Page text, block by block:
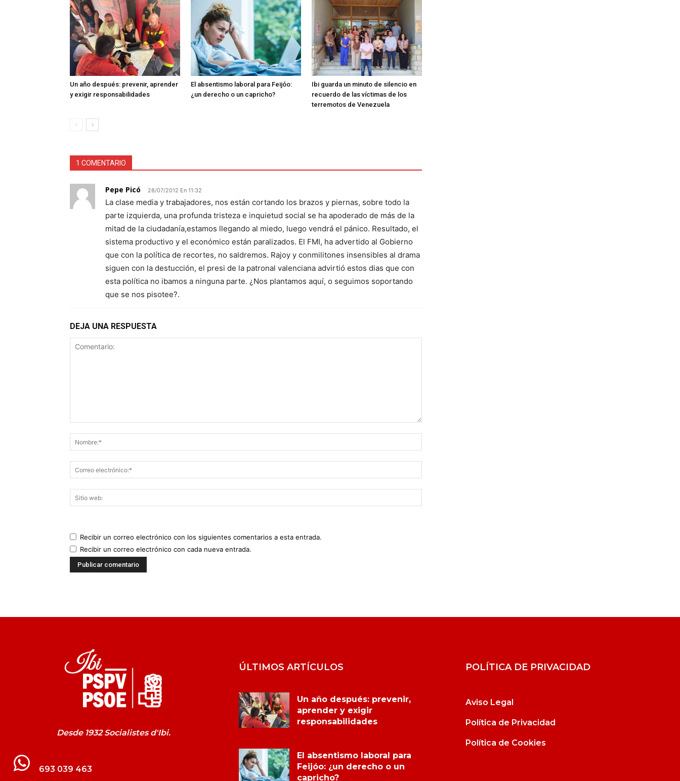
Un año después: prevenir, aprender
y exigir responsabilidades
El absentismo laboral para Feijóo:
¿un derecho o un capricho?
Ibi guarda un minuto de silencio en
recuerdo de las víctimas de los
terremotos de Venezuela
1 COMENTARIO
Pepe Picó 28/07/2012 En 11:32
La clase media y trabajadores, nos están cortando los brazos y piernas, sobre todo la
parte izquierda, una profunda tristeza e inquietud social se ha apoderado de más de la
mitad de la ciudadanía,estamos llegando al miedo, luego vendrá el pánico. Resultado, el
sistema productivo y el económico están paralizados. El FMI, ha advertido al Gobierno
que con la política de recortes, no saldremos. Rajoy y conmilitones insensibles al drama
siguen con la destucción, el presi de la patronal valenciana advirtió estos dias que con
esta política no ibamos a ninguna parte. ¿Nos plantamos aquí, o seguimos soportando
que se nos pisotee?.
DEJA UNA RESPUESTA
Recibir un correo electrónico con los siguientes comentarios a esta entrada.
Recibir un correo electrónico con cada nueva entrada.
Desde 1932 Socialistes d'Ibi.
693 039 463
ÚLTIMOS ARTÍCULOS
Un año después: prevenir,
aprender y exigir
responsabilidades
El absentismo laboral para
Feijóo: ¿un derecho o un
capricho?
POLÍTICA DE PRIVACIDAD
Aviso Legal
Política de Privacidad
Política de Cookies